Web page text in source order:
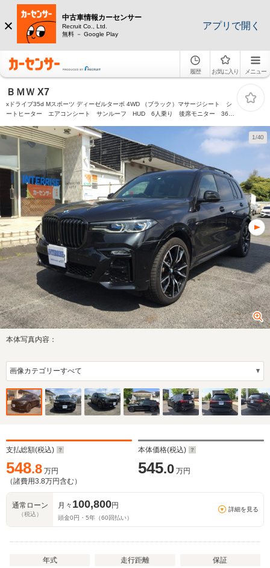
中古車情報カーセンサー
Recruit Co., Ltd.
無料 － Google Play
アプリで開く
履歴 お気に入り メニュー
ＢＭＷ X7
xドライブ35d Mスポーツ ディーゼルターボ 4WD （ブラック）マサージシート シ
ートヒーター エアコンシート サンルーフ HUD 6人乗り 後席モニター 360
1/40
本体写真内容：
支払総額(税込)
548.8 万円
（諸費用3.8万円含む）
本体価格(税込)
545.0 万円
通常ローン
（税込）
月々 100,800円
頭金0円・ 5年（60 回払い）
詳細を見る
年式 走行距離
保証